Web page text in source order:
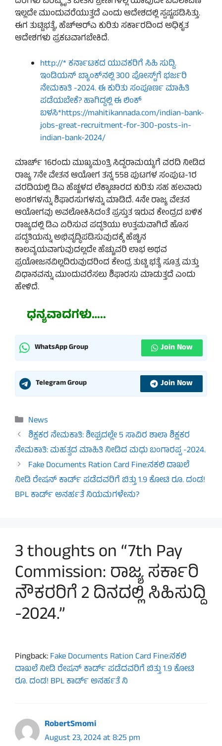
ಇಲ್ಲದೇ ಮುಂದುವರೆಯುತ್ತದೆ ಎಂದು ಆದೇಶದಲ್ಲಿ ಸ್ಪಷ್ಟಪಡಿಸಿತ್ತು.
ಈಗ ತುಟ್ಟಿಭತ್ಯೆ, ಹೆಚ್‌ಆರ್‌ಎ ಕುರಿತು ಸರ್ಕಾರದಿಂದ ಅಧಿಕೃತ
ಆದೇಶಗಳು ಪ್ರಕಟವಾಗಬೇಕಿದೆ.
http://* ಕರ್ನಾಟಕದ ಯುವಕರಿಗೆ ಸಿಹಿ ಸುದ್ದಿ.
ಇಂಡಿಯನ್ ಬ್ಯಾಂಕ್‌ನಲ್ಲಿ 300 ಪೋಸ್ಟ್‌ಗೆ ಭರ್ಜರಿ
ನೇಮಕಾತಿ -2024. ಈ ಕುರಿತು ಸಂಪೂರ್ಣ ಮಾಹಿತಿ
ಪಡೆಯಬೇಕೆ? ಹಾಗಿದ್ದಲ್ಲಿ ಈ ಲಿಂಕ್
ಬಳಸಿ*https://mahitikannada.com/indian-bank-
jobs-great-recruitment-for-300-posts-in-
indian-bank-2024/
ಮಾರ್ಚ್ 16ರಂದು ಮುಖ್ಯಮಂತ್ರಿ ಸಿದ್ದರಾಮಯ್ಯಗೆ ವರದಿ ನೀಡಿದ
ರಾಜ್ಯ 7ನೇ ವೇತನ ಆಯೋಗ ತನ್ನ 558 ಪುಟಗಳ ಸಂಪುಟ-1ರ
ವರದಿಯಲ್ಲಿ ಡಿಎ ಹೆಚ್ಚಳದ ಲೆಕ್ಕಾಚಾರದ ಕುರಿತು ಸಹ ಹಲವಾರು
ಅಂಶಗಳನ್ನು ಶಿಫಾರಸುಗಳನ್ನು ಮಾಡಿದೆ. 4ನೇ ರಾಜ್ಯ ವೇತನ
ಆಯೋಗವು ಅವಲೋಕಿಸಿದಂತೆ ಪ್ರಸ್ತುತ ಇರುವ ಕೇಂದ್ರದ ಬಳಿಕ
ರಾಜ್ಯದಲ್ಲಿ ಡಿಎ ಏರಿಸುವ ಪದ್ಧತಿಯು ಉತ್ತಮವಾಗಿದೆ ಹೊಸ
ಪದ್ಧತಿಯನ್ನು ಅಭಿವೃದ್ಧಿಪಡಿಸುವುದಕ್ಕೆ ಹೆಚ್ಚಿನ
ಕಾಲವ್ಯಯವಾಗುವುದಲ್ಲದೇ ಹೆಚ್ಚುವರಿ ಲಾಭ ಅಥವ
ಪ್ರಯೋಜನವಿಲ್ಲದಿರುವುದರಿಂದ ಕೇಂದ್ರ ತುಟ್ಟಿ ಭತ್ಯೆ ಸೂತ್ರ ಮತ್ತು
ವಿಧಾನವನ್ನು ಮುಂದುವರೆಸಲು ಶಿಫಾರಸು ಮಾಡುತ್ತದೆ ಎಂದು
ಹೇಳಿದೆ.
ಧನ್ಯವಾದಗಳು…..
WhatsApp Group Join Now
Telegram Group Join Now
Categories
News
ಶಿಕ್ಷಕರ ನೇಮಕಾತಿ: ಶೀಘ್ರದಲ್ಲೇ 5 ಸಾವಿರ ಶಾಲಾ ಶಿಕ್ಷಕರ
ನೇಮಕಾತಿ: ಮಹತ್ವದ ಮಾಹಿತಿ ನೀಡಿದ ಮಧು ಬಂಗಾರಪ್ಪ -2024.
Fake Documents Ration Card Fine:ನಕಲಿ ದಾಖಲೆ
ನೀಡಿ ರೇಷನ್‌ ಕಾರ್ಡ್‌ ಪಡೆದವರಿಗೆ ಬಿತ್ತು 1.9 ಕೋಟಿ ರೂ. ದಂಡ! ​
BPL ಕಾರ್ಡ್‌ ಅನರ್ಹತೆ ನಿಯಮಗಳೇನು?
3 thoughts on “7th Pay
Commission: ರಾಜ್ಯ ಸರ್ಕಾರಿ
ನೌಕರರಿಗೆ 2 ದಿನದಲ್ಲಿ ಸಿಹಿಸುದ್ದಿ
-2024.”
Pingback:Fake Documents Ration Card Fine:ನಕಲಿ
ದಾಖಲೆ ನೀಡಿ ರೇಷನ್‌ ಕಾರ್ಡ್‌ ಪಡೆದವರಿಗೆ ಬಿತ್ತು 1.9 ಕೋಟಿ
ರೂ. ದಂಡ! ​BPL ಕಾರ್ಡ್‌ ಅನರ್ಹತೆ ನಿ
RobertSmomi
August 23, 2024 at 8:25 pm